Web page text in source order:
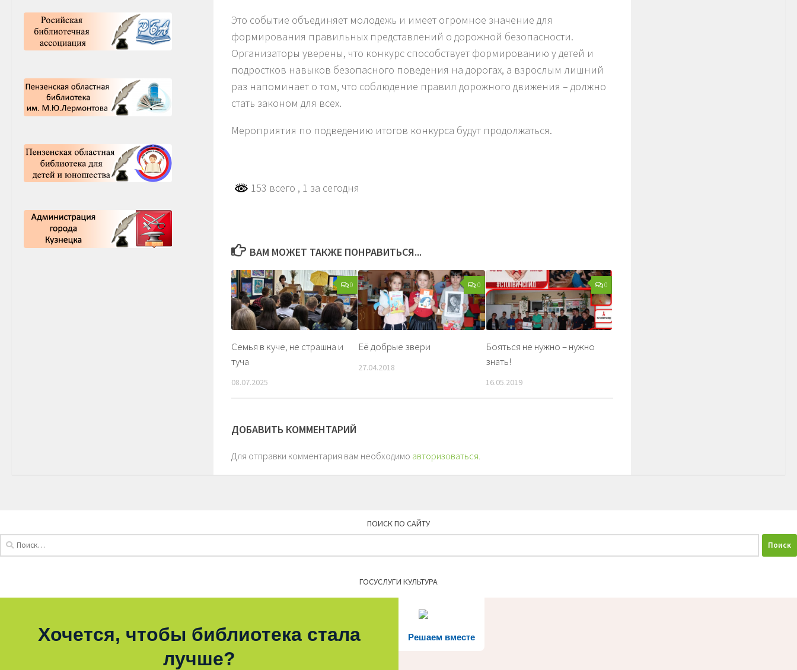
Это событие объединяет молодежь и имеет огромное значение для
формирования правильных представлений о дорожной безопасности.
Организаторы уверены, что конкурс способствует формированию у детей и
подростков навыков безопасного поведения на дорогах, а взрослым лишний
раз напоминает о том, что соблюдение правил дорожного движения – должно
стать законом для всех.
Мероприятия по подведению итогов конкурса будут продолжаться.
153 всего , 1 за сегодня
ВАМ МОЖЕТ ТАКЖЕ ПОНРАВИТЬСЯ...
0
Семья в куче, не страшна и
туча
08.07.2025
0
Её добрые звери
27.04.2018
0
Бояться не нужно – нужно
знать!
16.05.2019
ДОБАВИТЬ КОММЕНТАРИЙ
Для отправки комментария вам необходимо авторизоваться
ПОИСК ПО САЙТУ
ГОСУСЛУГИ КУЛЬТУРА
Решаем вместе
Хочется, чтобы библиотека стала
лучше?